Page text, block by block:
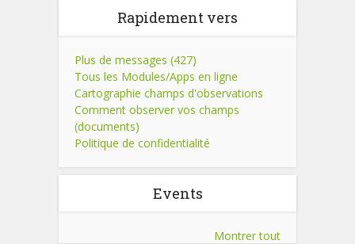
Rapidement vers
Plus de messages (427)
Tous les Modules/Apps en ligne
Cartographie champs d'observations
Comment observer vos champs
(documents)
Politique de confidentialité
Events
Montrer tout